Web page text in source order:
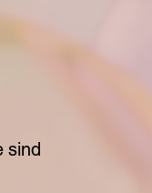
sind